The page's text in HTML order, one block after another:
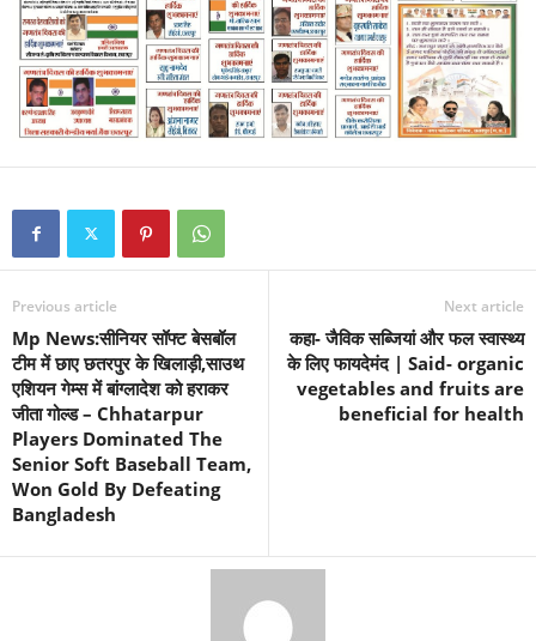
Previous article
Mp News:सीनियर सॉफ्ट बेसबॉल
टीम में छाए छतरपुर के खिलाड़ी,साउथ
एशियन गेम्स में बांग्लादेश को हराकर
जीता गोल्ड – Chhatarpur
Players Dominated The
Senior Soft Baseball Team,
Won Gold By Defeating
Bangladesh
Next article
कहा- जैविक सब्जियां और फल स्वास्थ्य
के लिए फायदेमंद | Said- organic
vegetables and fruits are
beneficial for health